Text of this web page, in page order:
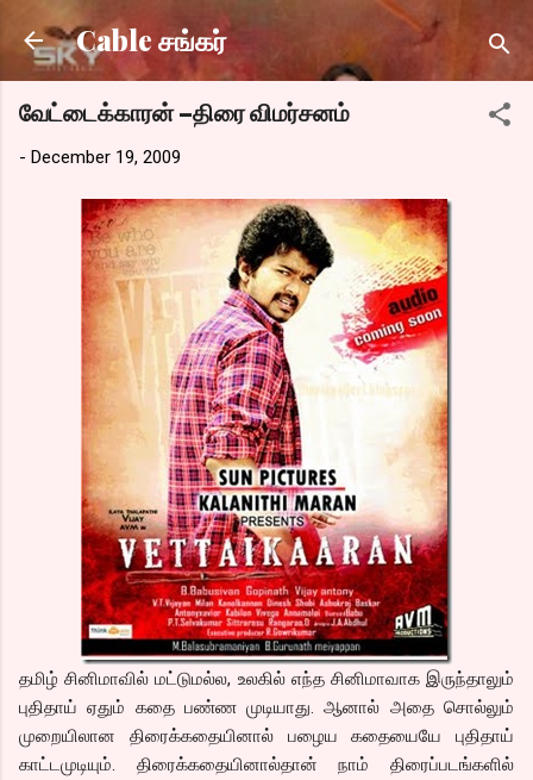
Skip to main content
Cable சங்கர்
வேட்டைக்காரன் –திரை விமர்சனம்
- December 19, 2009
தமிழ் சினிமாவில் மட்டுமல்ல, உலகில் எந்த சினிமாவாக இருந்தாலும்
புதிதாய் ஏதும் கதை பண்ண முடியாது. ஆனால் அதை சொல்லும்
முறையிலான திரைக்கதையினால் பழைய கதையையே புதிதாய்
காட்டமுடியும். திரைக்கதையினால்தான் நாம் திரைப்படங்களில்